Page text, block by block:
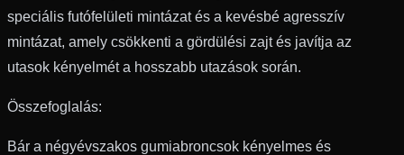
speciális futófelületi mintázat és a kevésbé agresszív
mintázat, amely csökkenti a gördülési zajt és javítja az
utasok kényelmét a hosszabb utazások során.
Összefoglalás:
Bár a négyévszakos gumiabroncsok kényelmes és